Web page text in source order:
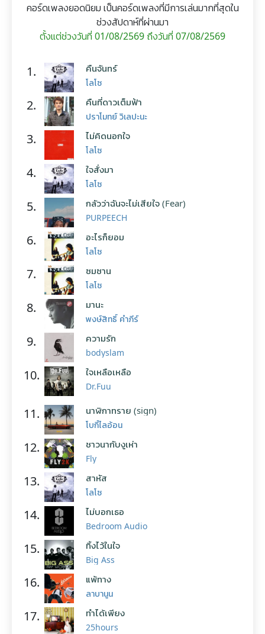
คอร์ดเพลงยอดนิยม เป็นคอร์ดเพลงที่มีการเล่นมากที่สุดใน
ช่วงสัปดาห์ที่ผ่านมา
ตั้งแต่ช่วงวันที่ 01/08/2569 ถึงวันที่ 07/08/2569
1. คืนจันทร์
โลโซ
2. คืนที่ดาวเต็มฟ้า
ปราโมทย์ วิเลปะนะ
3. ไม่คิดนอกใจ
โลโซ
4. ใจสั่งมา
โลโซ
5. กลัวว่าฉันจะไม่เสียใจ (Fear)
PURPEECH
6. อะไรก็ยอม
โลโซ
7. ซมซาน
โลโซ
8. มานะ
พงษ์สิทธิ์ คำภีร์
9. ความรัก
bodyslam
10. ใจเหลือเหลือ
Dr.Fuu
11. นาฬิกาทราย (sign)
โบกี้ไลอ้อน
12. ชาวนากับงูเห่า
Fly
13. สาหัส
โลโซ
14. ไม่บอกเธอ
Bedroom Audio
15. ทิ้งไว้ในใจ
Big Ass
16. แพ้ทาง
ลาบานูน
17. ทำได้เพียง
25hours